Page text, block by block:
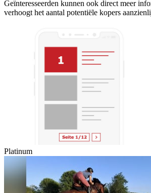
Geïnteresseerden kunnen ook direct meer
verhoogt het aantal potentiële kopers
Platinum